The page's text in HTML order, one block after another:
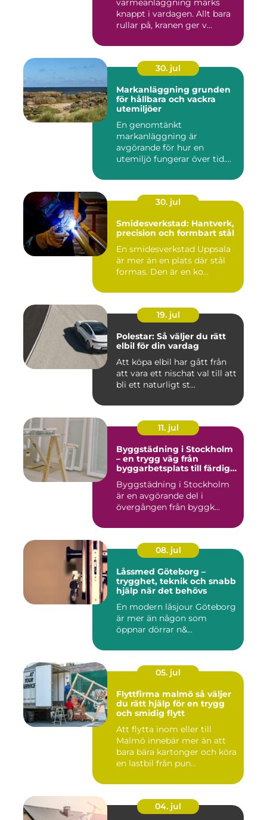
värmeanläggning märks
knappt i vardagen. Allt bara
rullar på, kranen ger v...
30. jul
Markanläggning grunden
för hållbara och vackra
utemiljöer
En genomtänkt
markanläggning är
avgörande för hur en
utemiljö fungerar över tid.
30. jul
Smidesverkstad: Hantverk,
precision och formbart stål
En smidesverkstad Uppsala
är mer än en plats där stål
formas. Den är en ko...
19. jul
Polestar: Så väljer du rätt
elbil för din vardag
Att köpa elbil har gått från
att vara ett nischat val till att
bli ett naturligt st...
11. jul
Byggstädning i Stockholm
– en trygg väg från
byggarbetsplats till färdig
Byggstädning i Stockholm
är en avgörande del i
övergången från byggk...
08. jul
Låssmed Göteborg –
trygghet, teknik och snabb
hjälp när det behövs
En modern låsjour Göteborg
är mer än någon som
öppnar dörrar n&...
05. jul
Flyttfirma malmö så väljer
du rätt hjälp för en trygg
och smidig flytt
Att flytta inom eller till
Malmö innebär mer än att
bara bära kartonger och köra
en lastbil från pun...
04. jul